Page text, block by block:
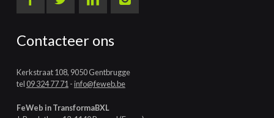
Contacteer ons
Kerkstraat 108, 9050 Gentbrugge
tel09 324 77 71-info@feweb.be
FeWeb in TransformaBXL